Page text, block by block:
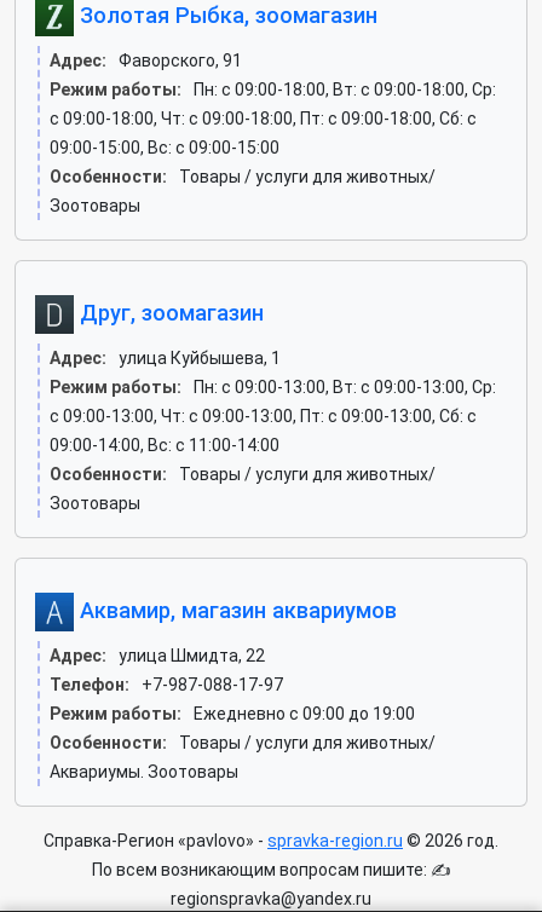
Золотая Рыбка, зоомагазин
Адрес:
Фаворского, 91
Режим работы:
Пн: c 09:00-18:00, Вт: c 09:00-18:00, Ср:
c 09:00-18:00, Чт: c 09:00-18:00, Пт: c 09:00-18:00, Сб: c
09:00-15:00, Вс: c 09:00-15:00
Особенности:
Товары / услуги для животных/
Зоотовары
Друг, зоомагазин
Адрес:
улица Куйбышева, 1
Режим работы:
Пн: c 09:00-13:00, Вт: c 09:00-13:00, Ср:
c 09:00-13:00, Чт: c 09:00-13:00, Пт: c 09:00-13:00, Сб: c
09:00-14:00, Вс: c 11:00-14:00
Особенности:
Товары / услуги для животных/
Зоотовары
Аквамир, магазин аквариумов
Адрес:
улица Шмидта, 22
Телефон:
+7-987-088-17-97
Режим работы:
Ежедневно с 09:00 до 19:00
Особенности:
Товары / услуги для животных/
Аквариумы. Зоотовары
Справка-Регион «pavlovo» - spravka-region.ru © 2026 год.
По всем возникающим вопросам пишите: ✍
regionspravka@yandex.ru